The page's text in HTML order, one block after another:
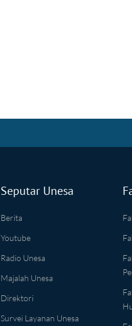
Seputar Unesa
Berita
Youtube
Radio Unesa
Majalah Unesa
Direktori
Survei Layanan Unesa